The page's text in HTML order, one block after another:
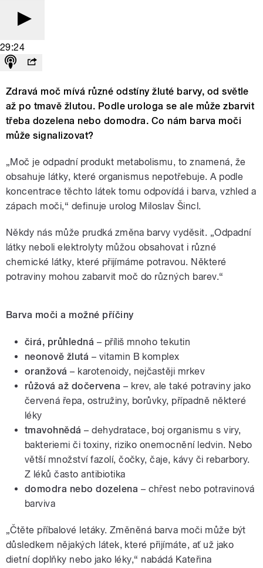
29:24
Zdravá moč mívá různé odstíny žluté barvy, od světle
až po tmavě žlutou. Podle urologa se ale může zbarvit
třeba dozelena nebo domodra. Co nám barva moči
může signalizovat?
„Moč je odpadní produkt metabolismu, to znamená, že
obsahuje látky, které organismus nepotřebuje. A podle
koncentrace těchto látek tomu odpovídá i barva, vzhled a
zápach moči,“ definuje urolog Miloslav Šincl.
Někdy nás může prudká změna barvy vyděsit. „Odpadní
látky neboli elektrolyty můžou obsahovat i různé
chemické látky, které přijímáme potravou. Některé
potraviny mohou zabarvit moč do různých barev.“
Barva moči a možné příčiny
čirá, průhledná – příliš mnoho tekutin
neonově žlutá – vitamin B komplex
oranžová – karotenoidy, nejčastěji mrkev
růžová až dočervena – krev, ale také potraviny jako
červená řepa, ostružiny, borůvky, případně některé
léky
tmavohnědá – dehydratace, boj organismu s viry,
bakteriemi či toxiny, riziko onemocnění ledvin. Nebo
větší množství fazolí, čočky, čaje, kávy či rebarbory.
Z léků často antibiotika
domodra nebo dozelena – chřest nebo potravinová
barviva
„Čtěte příbalové letáky. Změněná barva moči může být
důsledkem nějakých látek, které přijímáte, ať už jako
dietní doplňky nebo jako léky,“ nabádá Kateřina